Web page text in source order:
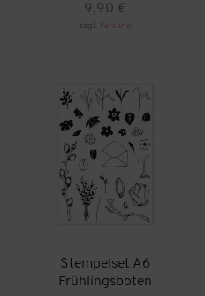
9,90 €
zzgl. Versand
Stempelset A6
Frühlingsboten